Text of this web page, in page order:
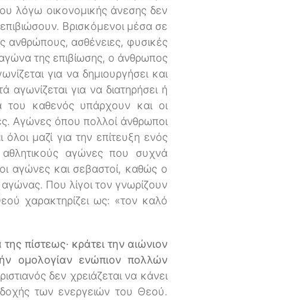
λόγω οικονομικής άνεσης δεν
Βρισκόμενοι μέσα σε
ανθρώπους, ασθένειες, φυσικές
της επιβίωσης, ο άνθρωπος
για να δημιουργήσει και
αγωνίζεται για να διατηρήσει ή
καθενός υπάρχουν και οι
Αγώνες όπου πολλοί άνθρωποι
μαζί για την επίτευξη ενός
αγώνες που συχνά
αγώνες και σεβαστοί, καθώς ο
Που λίγοι τον γνωρίζουν
χαρακτηρίζει ως: «τον καλό
πίστεως· κράτει την αιώνιον
ομολογίαν ενώπιον πολλών
δεν χρειάζεται να κάνει
των ενεργειών του Θεού.